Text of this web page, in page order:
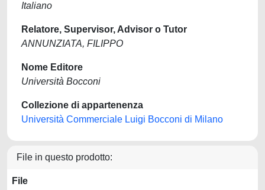
Italiano
Relatore, Supervisor, Advisor o Tutor
ANNUNZIATA, FILIPPO
Nome Editore
Università Bocconi
Collezione di appartenenza
Università Commerciale Luigi Bocconi di Milano
File in questo prodotto:
File